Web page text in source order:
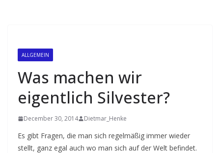
ALLGEMEIN
Was machen wir
eigentlich Silvester?
December 30, 2014 Dietmar_Henke
Es gibt Fragen, die man sich regelmäßig immer wieder
stellt, ganz egal auch wo man sich auf der Welt befindet.